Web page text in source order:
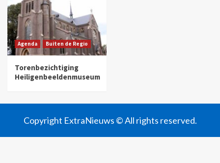
Agenda Buiten de Regio
Torenbezichtiging
Heiligenbeeldenmuseum
Copyright ExtraNieuws © All rights reserved.